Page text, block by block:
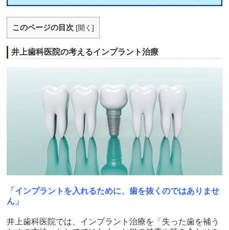
このページの目次 [開く]
井上歯科医院の考えるインプラント治療
「インプラントを入れるために、歯を抜くのではありませ
ん」
井上歯科医院では、インプラント治療を「失った歯を補う